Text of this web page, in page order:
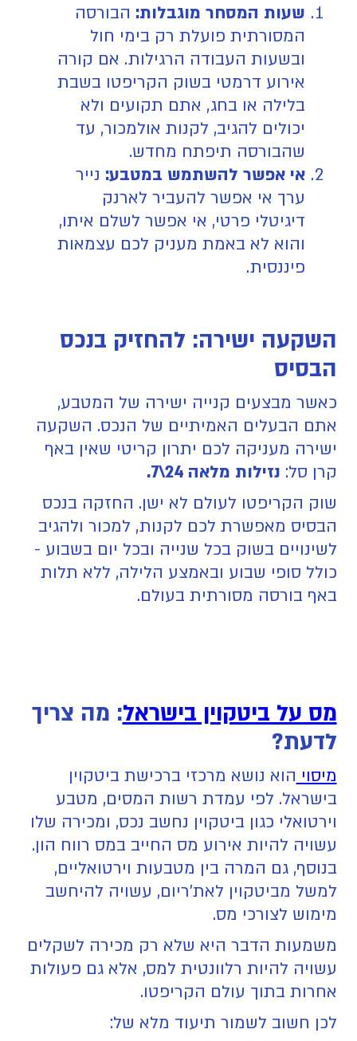
שעות המסחר מוגבלות: הבורסה
המסורתית פועלת רק בימי חול
ובשעות העבודה הרגילות. אם קורה
אירוע דרמטי בשוק הקריפטו בשבת
בלילה או בחג, אתם תקועים ולא
יכולים להגיב, לקנות אולמכור, עד
שהבורסה תיפתח מחדש.
אי אפשר להשתמש במטבע: נייר
ערך אי אפשר להעביר לארנק
דיגיטלי פרטי, אי אפשר לשלם איתו,
והוא לא באמת מעניק לכם עצמאות
פיננסית.
השקעה ישירה: להחזיק בנכס
הבסיס
כאשר מבצעים קנייה ישירה של המטבע,
אתם הבעלים האמיתיים של הנכס. השקעה
ישירה מעניקה לכם יתרון קריטי שאין באף
קרן סל: נזילות מלאה 24\7.
שוק הקריפטו לעולם לא ישן. החזקה בנכס
הבסיס מאפשרת לכם לקנות, למכור ולהגיב
לשינויים בשוק בכל שנייה ובכל יום בשבוע -
כולל סופי שבוע ובאמצע הלילה, ללא תלות
באף בורסה מסורתית בעולם.
מס על ביטקוין בישראל: מה צריך
לדעת?
מיסוי הוא נושא מרכזי ברכישת ביטקוין
בישראל. לפי עמדת רשות המסים, מטבע
וירטואלי כגון ביטקוין נחשב נכס, ומכירה שלו
עשויה להיות אירוע מס החייב במס רווח הון.
בנוסף, גם המרה בין מטבעות וירטואליים,
למשל מביטקוין לאת’ריום, עשויה להיחשב
מימוש לצורכי מס.
משמעות הדבר היא שלא רק מכירה לשקלים
עשויה להיות רלוונטית למס, אלא גם פעולות
אחרות בתוך עולם הקריפטו.
לכן חשוב לשמור תיעוד מלא של: